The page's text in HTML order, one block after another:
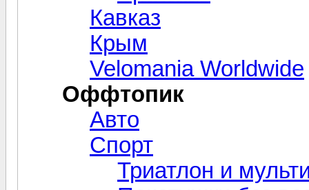
Кавказ
Крым
Velomania Worldwide
Оффтопик
Авто
Спорт
Триатлон и